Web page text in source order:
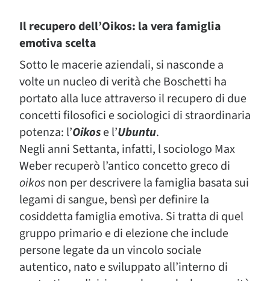
Il recupero dell’Oikos: la vera famiglia
emotiva scelta
Sotto le macerie aziendali, si nasconde a
volte un nucleo di verità che Boschetti ha
portato alla luce attraverso il recupero di due
concetti filosofici e sociologici di straordinaria
potenza: l’Oikose l’Ubuntu.
Negli anni Settanta, infatti, l sociologo Max
Weber recuperò l’antico concetto greco di
oikosnon per descrivere la famiglia basata sui
legami di sangue, bensì per definire la
cosiddetta famiglia emotiva. Si tratta di quel
gruppo primario e di elezione che include
persone legate da un vincolo sociale
autentico, nato e sviluppato all’interno di